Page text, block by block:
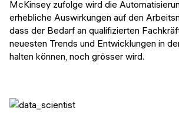
Web-Entwicklung
Python Einführungskurs
McKinsey zufolge wird die
erhebliche Auswirkungen auf den
dass der Bedarf an qualifizierten
neuesten Trends und Entwicklungen in
halten können, noch grösser wird.